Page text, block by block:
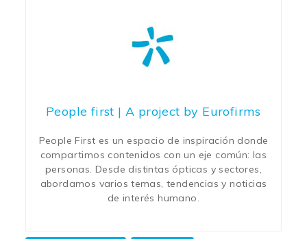
People first | A project by Eurofirms
People First es un espacio de inspiración donde
compartimos contenidos con un eje común: las
personas. Desde distintas ópticas y sectores,
abordamos varios temas, tendencias y noticias
de interés humano.